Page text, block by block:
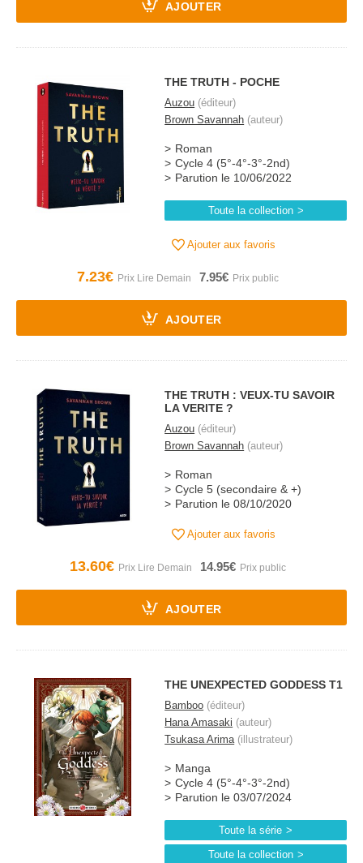
AJOUTER
THE TRUTH - POCHE
Auzou (éditeur)
Brown Savannah (auteur)
Roman
Cycle 4 (5°-4°-3°-2nd)
Parution le 10/06/2022
Toute la collection
Ajouter aux favoris
7.23€ 7.95€
AJOUTER
THE TRUTH : VEUX-TU SAVOIR
LA VERITE ?
Auzou (éditeur)
Brown Savannah (auteur)
Roman
Cycle 5 (secondaire & +)
Parution le 08/10/2020
Ajouter aux favoris
13.60€ 14.95€
AJOUTER
THE UNEXPECTED GODDESS T1
Bamboo (éditeur)
Hana Amasaki (auteur)
Tsukasa Arima(illustrateur)
Manga
Cycle 4 (5°-4°-3°-2nd)
Parution le 03/07/2024
Toute la série
Toute la collection